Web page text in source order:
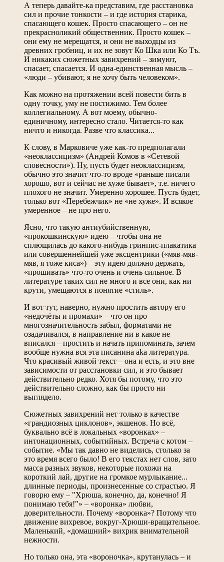
А теперь давайте-ка представим, где расстановка
сил и прочие тонкости – и где история старика,
спасающего кошек. Просто спасающего – он не
прекрасноликий общественник. Просто кошек –
они ему не мерещатся, и они не выходцы из
древних гробниц, и их не зовут Ко Шка или Ко Тъ.
И никаких сюжетных завихрений – зимуют,
спасает, спасается. И одна-единственная мысль –
«люди – убивают, я не хочу быть человеком».
Как можно на протяжении всей повести бить в
одну точку, уму не постижимо. Тем более
коллегиальному. А вот моему, обычно-
единичному, интересно стало. Читается-то как
ничто и никогда. Разве что классика...
К слову, в Марковиче уже как-то предполагали
«неоклассицизм» (Андрей Комов в «Сетевой
словесности»). Ну, пусть будет неоклассицизм,
обычно это значит что-то вроде «раньше писали
хорошо, вот и сейчас не хуже бывает», т.е. ничего
плохого не значит. Умеренно хорошее. Пусть будет,
только вот «Перебежчик» не «не хуже». И всякое
умеренное – не про него.
Ясно, что такую антиубийственную,
«прокошкинскую» идею – чтобы она не
сплющилась до какого-нибудь гринпис-плакатика
или совершеннейшей уже эксцентрики («мяв-мяв-
мяв, я тоже киса») – эту идею должно держать,
«прошивать» что-то очень и очень сильное. В
литературе таких сил не много и все они, как ни
крути, умещаются в понятие «стиль».
И вот тут, наверно, нужно простить автору его
«недочёты и промахи» – что он про
многозначительность забыл, форматами не
озадачивался, в направление ни в какое не
вписался – простить и начать припоминать, зачем
вообще нужна вся эта писанина aka литература.
Что красивый живой текст – она и есть, и это вне
зависимости от расстановки сил, и это бывает
действительно редко. Хотя бы потому, что это
действительно сложно, как бы просто ни
выглядело.
Сюжетных завихрений нет только в качестве
«грандиозных циклонов», экшенов. Но всё,
буквально всё в локальных «воронках» –
интонационных, событийных. Встреча с котом –
событие. «Мы так давно не виделись, столько за
это время всего было! В его текстах нет слов, зато
масса разных звуков, некоторые похожи на
короткий лай, другие на громкое мурлыкание...
длинные периоды, произнесенные со страстью. Я
говорю ему – "Хрюша, конечно, да, конечно! Я
понимаю тебя!"» – «воронка» любви,
доверительности. Почему «воронка»? Потому что
движение вихревое, вокруг-Хрюши-вращательное.
Маленький, «домашний» вихрик внимательной
нежности.
Но только она, эта «вороночка», крутанулась – и